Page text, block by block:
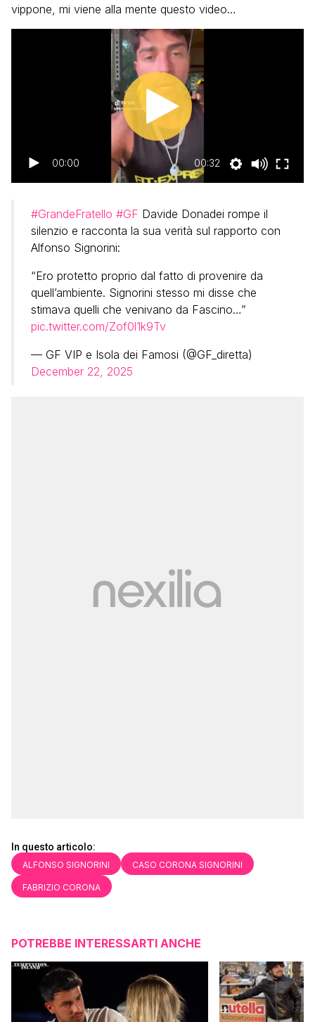
vippone, mi viene alla mente questo video…
00:00 00:32
#GrandeFratello #GF Davide Donadei rompe il
silenzio e racconta la sua verità sul rapporto con
Alfonso Signorini:
“Ero protetto proprio dal fatto di provenire da
quell’ambiente. Signorini stesso mi disse che
stimava quelli che venivano da Fascino…”
pic.twitter.com/Zof0l1k9Tv
— GF VIP e Isola dei Famosi (@GF_diretta)
December 22, 2025
In questo articolo:
ALFONSO SIGNORINI CASO CORONA SIGNORINI
FABRIZIO CORONA
POTREBBE INTERESSARTI ANCHE